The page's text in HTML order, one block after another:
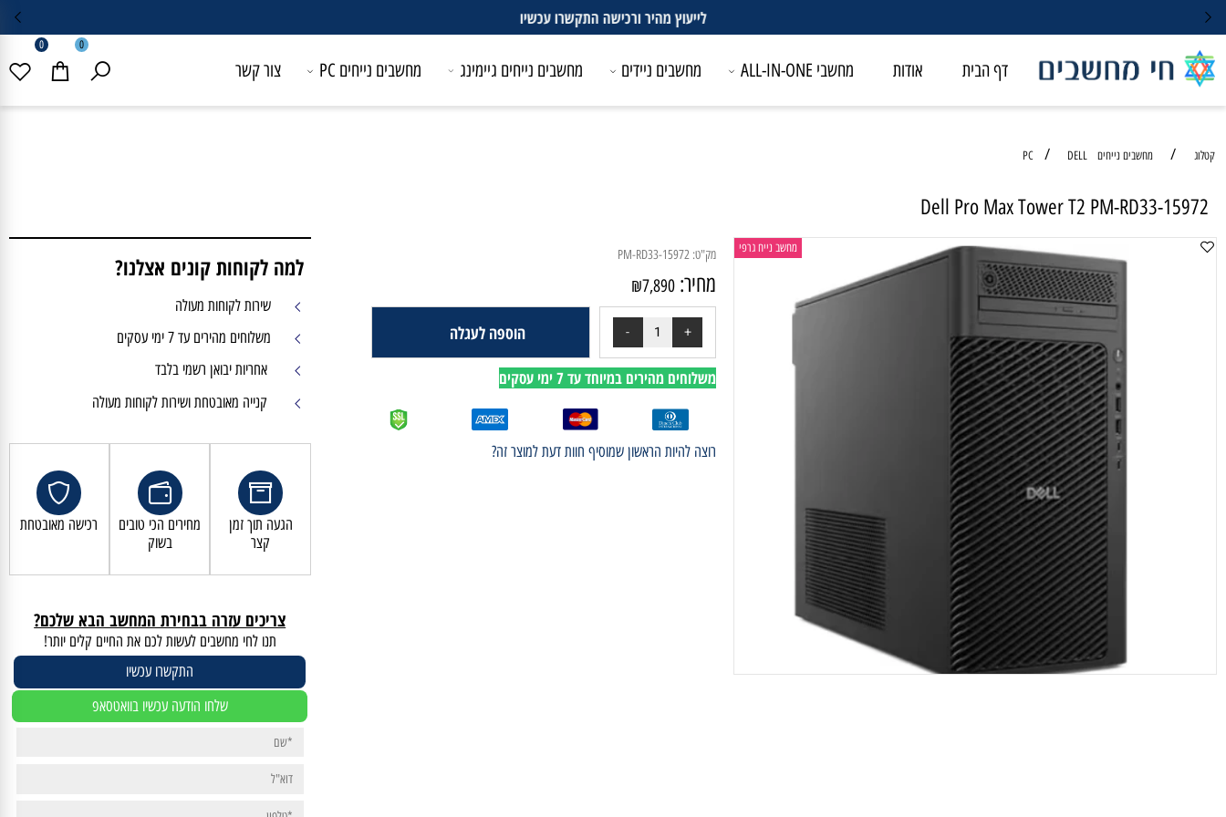
לייעוץ מהיר ורכישה התקשרו עכשיו
0 0
דף הבית מחשבי ALL-IN-ONE מחשבים ניידים מחשבים נייחים גיימינג מחשבים נייחים PC צור קשר
מחשבים נייחים PC DELL
Dell Pro Max Tower T2 PM-RD33-
מחשב נייח גרפי PM-RD33-15972
מחיר: ₪7,890
הוספה לעגלה
משלוחים מהירים במיוחד עד 7 ימי עסקים
למה לקוחות קונים אצלנו?
שירות לקוחות מעולה
אחריות יבואן רשמי בלבד
הגעה תוך זמן מחירים הכי טובים
צריכים עזרה בבחירת המחשב הבא שלכם?
תנו לחי מחשבים לעשות לכם את החיים קלים יותר!
התקשרו עכשיו